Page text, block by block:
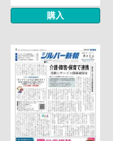
購入